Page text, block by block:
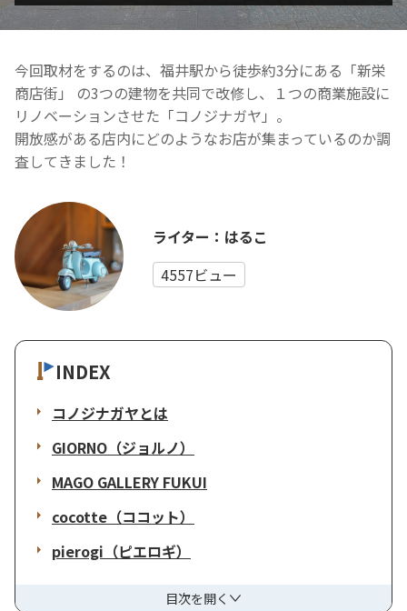
今回取材をするのは、福井駅から徒歩約3分にある「新栄
商店街」 の3つの建物を共同で改修し、
１つの商業施設に
リノベーションさせた「コノジナガヤ」。
開放感がある店内にどのようなお店が集まっているのか調
査してき ました！
ライター：はるこ
4557ビュー
INDEX
コノジナガヤとは
GIORNO（ジョルノ）
MAGO GALLERY FUKUI
cocotte（ココット）
pierogi（ピエロギ）
目次を開く